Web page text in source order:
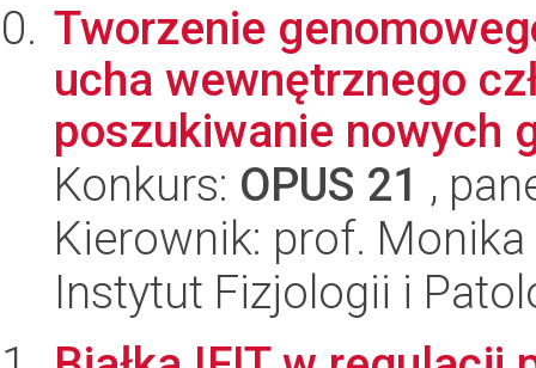
Tworzenie
ucha wewnętrznego
poszukiwanie nowych
Konkurs: OPUS 21 ,
Kierownik: prof. Monika
Instytut Fizjologii i